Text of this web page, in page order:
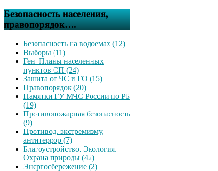
Безопасность населения,
правопорядок….
Безопасность на водоемах (12)
Выборы (11)
Ген. Планы населенных
пунктов СП (24)
Защита от ЧС и ГО (15)
Правопорядок (20)
Памятки ГУ МЧС России по РБ
(19)
Противопожарная безопасность
(9)
Противод. экстремизму,
антитеррор (7)
Благоустройство, Экология,
Охрана природы (42)
Энергосбережение (2)